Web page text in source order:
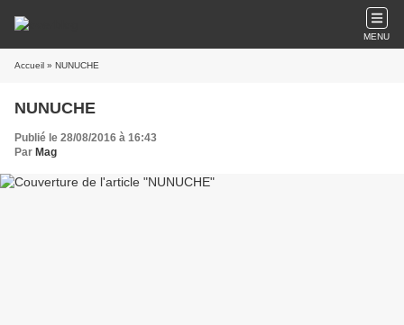
MENU
Accueil » NUNUCHE
NUNUCHE
Publié le 28/08/2016 à 16:43
Par Mag